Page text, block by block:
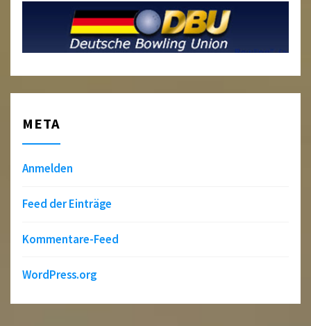
META
Anmelden
Feed der Einträge
Kommentare-Feed
WordPress.org